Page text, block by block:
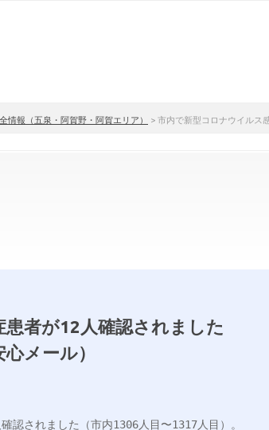
情報（五泉・阿賀野・阿賀エリア） > 市内で新型コロナウイルス
者が12人確認されました
メール）
認されました（市内1306人目〜1317人目）。